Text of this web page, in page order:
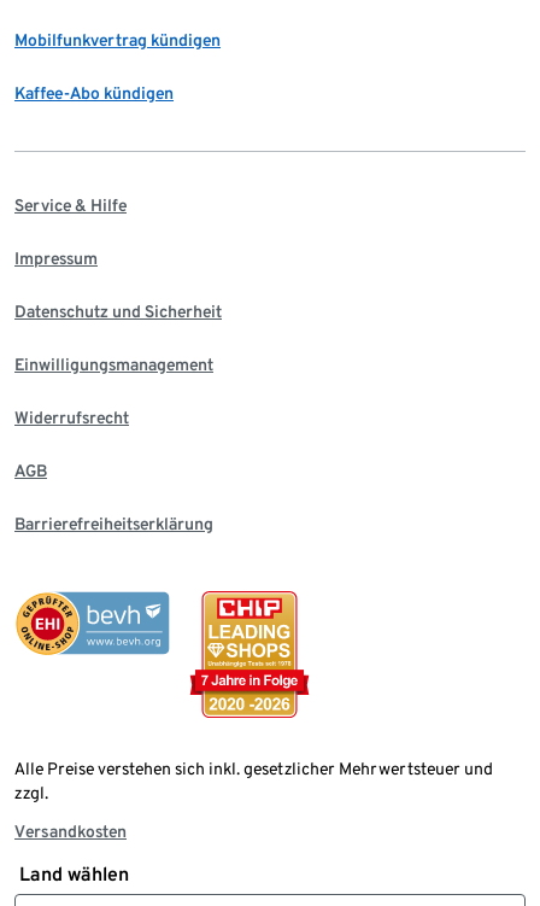
Mobilfunkvertrag kündigen
Kaffee-Abo kündigen
Service & Hilfe
Impressum
Datenschutz und Sicherheit
Einwilligungsmanagement
Widerrufsrecht
AGB
Barrierefreiheitserklärung
Alle Preise verstehen sich inkl. gesetzlicher Mehrwertsteuer und
zzgl.
Versandkosten
Land wählen